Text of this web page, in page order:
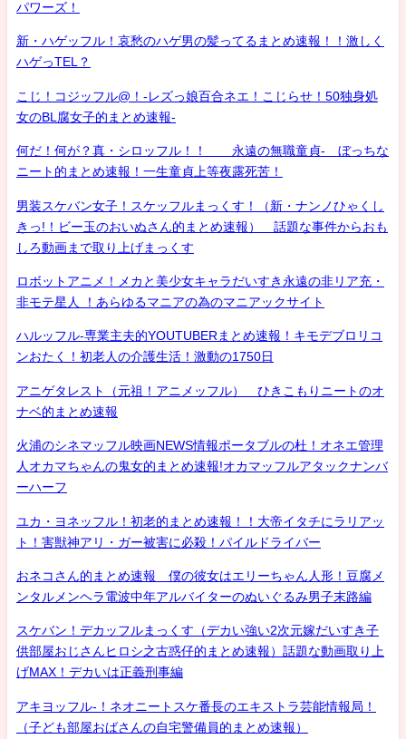
パワーズ！
新・ハゲッフル！哀愁のハゲ男の髪ってるまとめ速報！！激しく
ハゲっTEL？
こじ！コジッフル@！-レズっ娘百合ネエ！こじらせ！50独身処
女のBL腐女子的まとめ速報-
何だ！何が？真・シロッフル！！ 永遠の無職童貞- ぼっちな
ニート的まとめ速報！一生童貞上等夜露死苦！
男装スケバン女子！スケッフルまっくす！（新・ナンノひゃくし
きっ!！ビー玉のおいぬさん的まとめ速報） 話題な事件からおも
しろ動画まで取り上げまっくす
ロボットアニメ！メカと美少女キャラだいすき永遠の非リア充・
非モテ星人 ！あらゆるマニアの為のマニアックサイト
ハルッフル-専業主夫的YOUTUBERまとめ速報！キモデブロリコ
ンおたく！初老人の介護生活！激動の1750日
アニゲタレスト（元祖！アニメッフル） ひきこもりニートのオ
ナベ的まとめ速報
火浦のシネマッフル映画NEWS情報ポータブルの杜！オネエ管理
人オカマちゃんの鬼女的まとめ速報!オカマッフルアタックナンバ
ーハーフ
ユカ・ヨネッフル！初老的まとめ速報！！大帝イタチにラリアッ
ト！害獣神アリ・ガー被害に必殺！パイルドライバー
おネコさん的まとめ速報 僕の彼女はエリーちゃん人形！豆腐メ
ンタルメンヘラ電波中年アルバイターのぬいぐるみ男子末路編
スケバン！デカッフルまっくす（デカい強い2次元嫁だいすき子
供部屋おじさんヒロシ之古惑仔的まとめ速報）話題な動画取り上
げMAX！デカいは正義刑事編
アキヨッフル-！ネオニートスケ番長のエキストラ芸能情報局！
（子ども部屋おばさんの自宅警備員的まとめ速報）